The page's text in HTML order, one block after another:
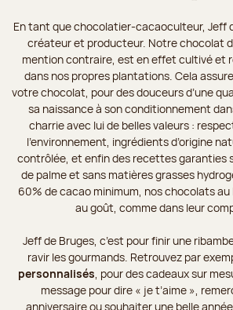
En tant que chocolatier-cacaoculteur, Jeff
créateur et producteur. Notre chocolat
mention contraire, est en effet cultivé et
dans nos propres plantations. Cela
votre chocolat, pour des douceurs d’une
sa naissance à son conditionnement
charrie avec lui de belles valeurs :
l’environnement, ingrédients d’origine
contrôlée, et enfin des recettes garanties
de palme et sans matières grasses
60% de cacao minimum, nos chocolats
au goût, comme dans leur
Jeff de Bruges, c’est pour finir une
ravir les gourmands. Retrouvez par
personnalisés , pour des cadeaux sur
message pour dire « je t’aime »,
anniversaire ou souhaiter une belle